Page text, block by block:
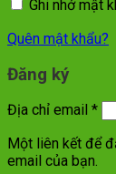
Ghi nhớ mật
Quên mật khẩu?
Đăng ký
Địa chỉ email *
Một liên kết để
email của bạn.